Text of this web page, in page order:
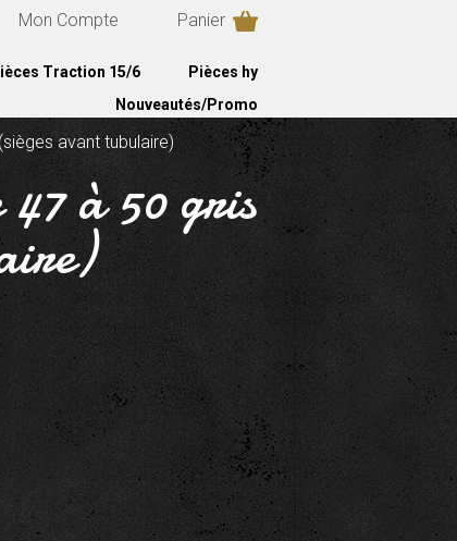
Mon Compte Panier
Traction 15/6
Pièces hy
Nouveautés/Promo
avant tubulaire)
47 à 50 gris